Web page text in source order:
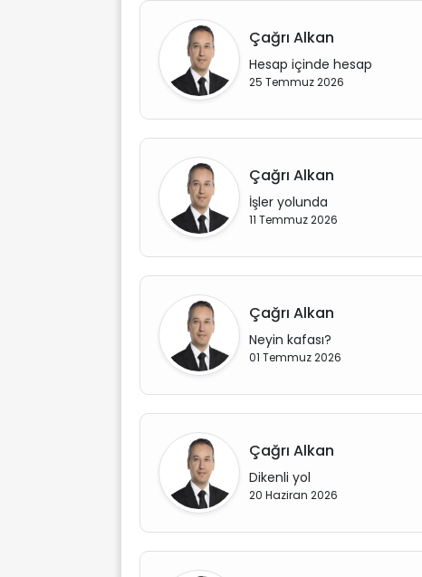
Çağrı Alkan
Hesap içinde hesap
25 Temmuz 2026
Çağrı Alkan
İşler yolunda
11 Temmuz 2026
Çağrı Alkan
Neyin kafası?
01 Temmuz 2026
Çağrı Alkan
Dikenli yol
20 Haziran 2026